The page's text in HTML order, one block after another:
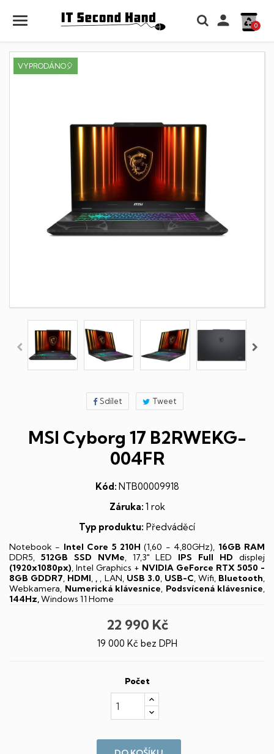
 0
VYPRODÁNO🎈
Sdílet Tweet
MSI Cyborg 17 B2RWEKG-
004FR
Kód: NTB00009918
Záruka: 1 rok
Typ produktu: Předváděcí
Notebook - Intel Core 5 210H(1,60 - 4,80GHz), 16GB RAM
DDR5, 512GB SSD NVMe, 17,3" LED IPS Full HD displej
(1920x1080px), Intel Graphics + NVIDIA GeForce RTX 5050 -
8GB GDDR7, HDMI, , , LAN, USB 3.0, USB-C, Wifi, Bluetooth,
Webkamera, Numerická klávesnice, Podsvícená klávesnice,
144Hz,Windows 11 Home
22 990 Kč
19 000 Kč bez DPH
Počet